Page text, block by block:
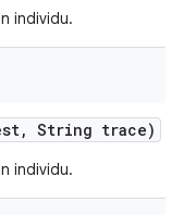
individu.
, String trace)
individu.